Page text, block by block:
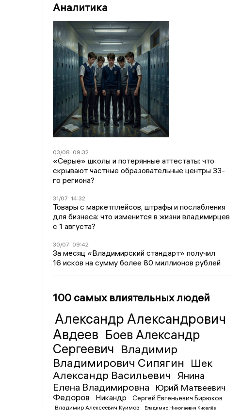
Аналитика
03/08 09:32
«Серые» школы и потерянные аттестаты: что
скрывают частные образовательные центры 33-
го региона?
31/07 14:32
Товары с маркетплейсов, штрафы и послабления
для бизнеса: что изменится в жизни владимирцев
с 1 августа?
30/07 09:42
За месяц «Владимирский стандарт» получил
16 исков на сумму более 80 миллионов рублей
100 самых влиятельных людей
Александр Александрович
Авдеев Боев Александр
Сергеевич Владимир
Владимирович Сипягин Шек
Александр Васильевич
Янина
Елена Владимировна
Юрий Матвеевич
Федоров
Никандр Сергей Евгеньевич Бирюков
Владимир Алексеевич Куимов Владимир Николаевич Киселёв